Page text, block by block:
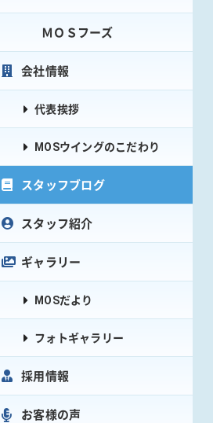
ＭＯＳフーズ
会社情報
代表挨拶
MOSウイングのこだわり
スタッフブログ
スタッフ紹介
ギャラリー
MOSだより
フォトギャラリー
採用情報
お客様の声